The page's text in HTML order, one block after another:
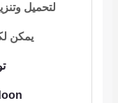
لتحميل
يمكن